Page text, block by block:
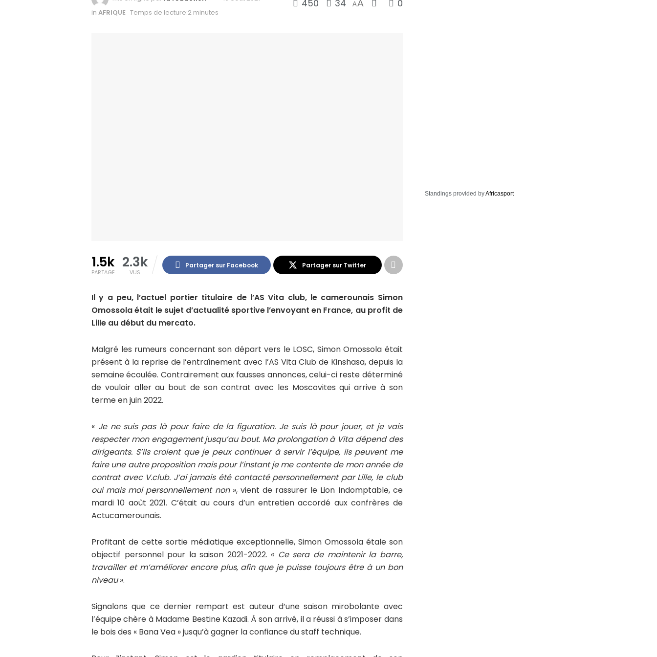
in AFRIQUE Temps de lecture:2 minutes
450 34 AA 0
1.5k
PARTAGE
2.3k
VUS
Partager sur Facebook Partager sur Twitter
Il y a peu, l’actuel portier titulaire de l’AS Vita club, le camerounais Simon
Omossola était le sujet d’actualité sportive l’envoyant en France, au profit de
Lille au début du mercato.
Malgré les rumeurs concernant son départ vers le LOSC, Simon Omossola était
présent à la reprise de l’entraînement avec l’AS Vita Club de Kinshasa, depuis la
semaine écoulée. Contrairement aux fausses annonces, celui-ci reste déterminé
de vouloir aller au bout de son contrat avec les Moscovites qui arrive à son
terme en juin 2022.
« Je ne suis pas là pour faire de la figuration. Je suis là pour jouer, et je vais
respecter mon engagement jusqu’au bout. Ma prolongation à Vita dépend des
dirigeants. S’ils croient que je peux continuer à servir l’équipe, ils peuvent me
faire une autre proposition mais pour l’instant je me contente de mon année de
contrat avec V.club. J’ai jamais été contacté personnellement par Lille, le club
oui mais moi personnellement non », vient de rassurer le Lion Indomptable, ce
mardi 10 août 2021. C’était au cours d’un entretien accordé aux confrères de
Actucamerounais.
Profitant de cette sortie médiatique exceptionnelle, Simon Omossola étale son
objectif personnel pour la saison 2021-2022. « Ce sera de maintenir la barre,
travailler et m’améliorer encore plus, afin que je puisse toujours être à un bon
niveau».
Signalons que ce dernier rempart est auteur d’une saison mirobolante avec
l’équipe chère à Madame Bestine Kazadi. À son arrivé, il a réussi à s’imposer dans
le bois des « Bana Vea » jusqu’à gagner la confiance du staff technique.
Standings provided byAfricasport